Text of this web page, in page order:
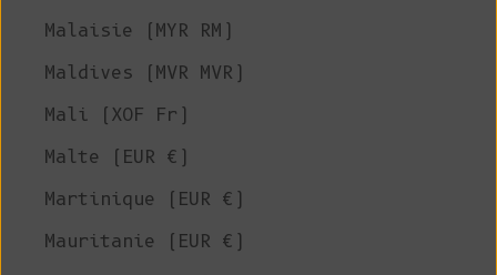
Malaisie (MYR RM)
Maldives (MVR MVR)
Mali (XOF Fr)
Malte (EUR €)
Martinique (EUR €)
Mauritanie (EUR €)